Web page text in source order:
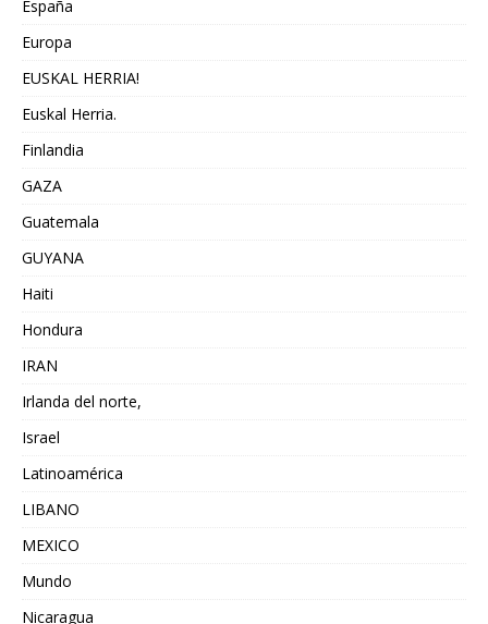
España
Europa
EUSKAL HERRIA!
Euskal Herria.
Finlandia
GAZA
Guatemala
GUYANA
Haiti
Hondura
IRAN
Irlanda del norte,
Israel
Latinoamérica
LIBANO
MEXICO
Mundo
Nicaragua